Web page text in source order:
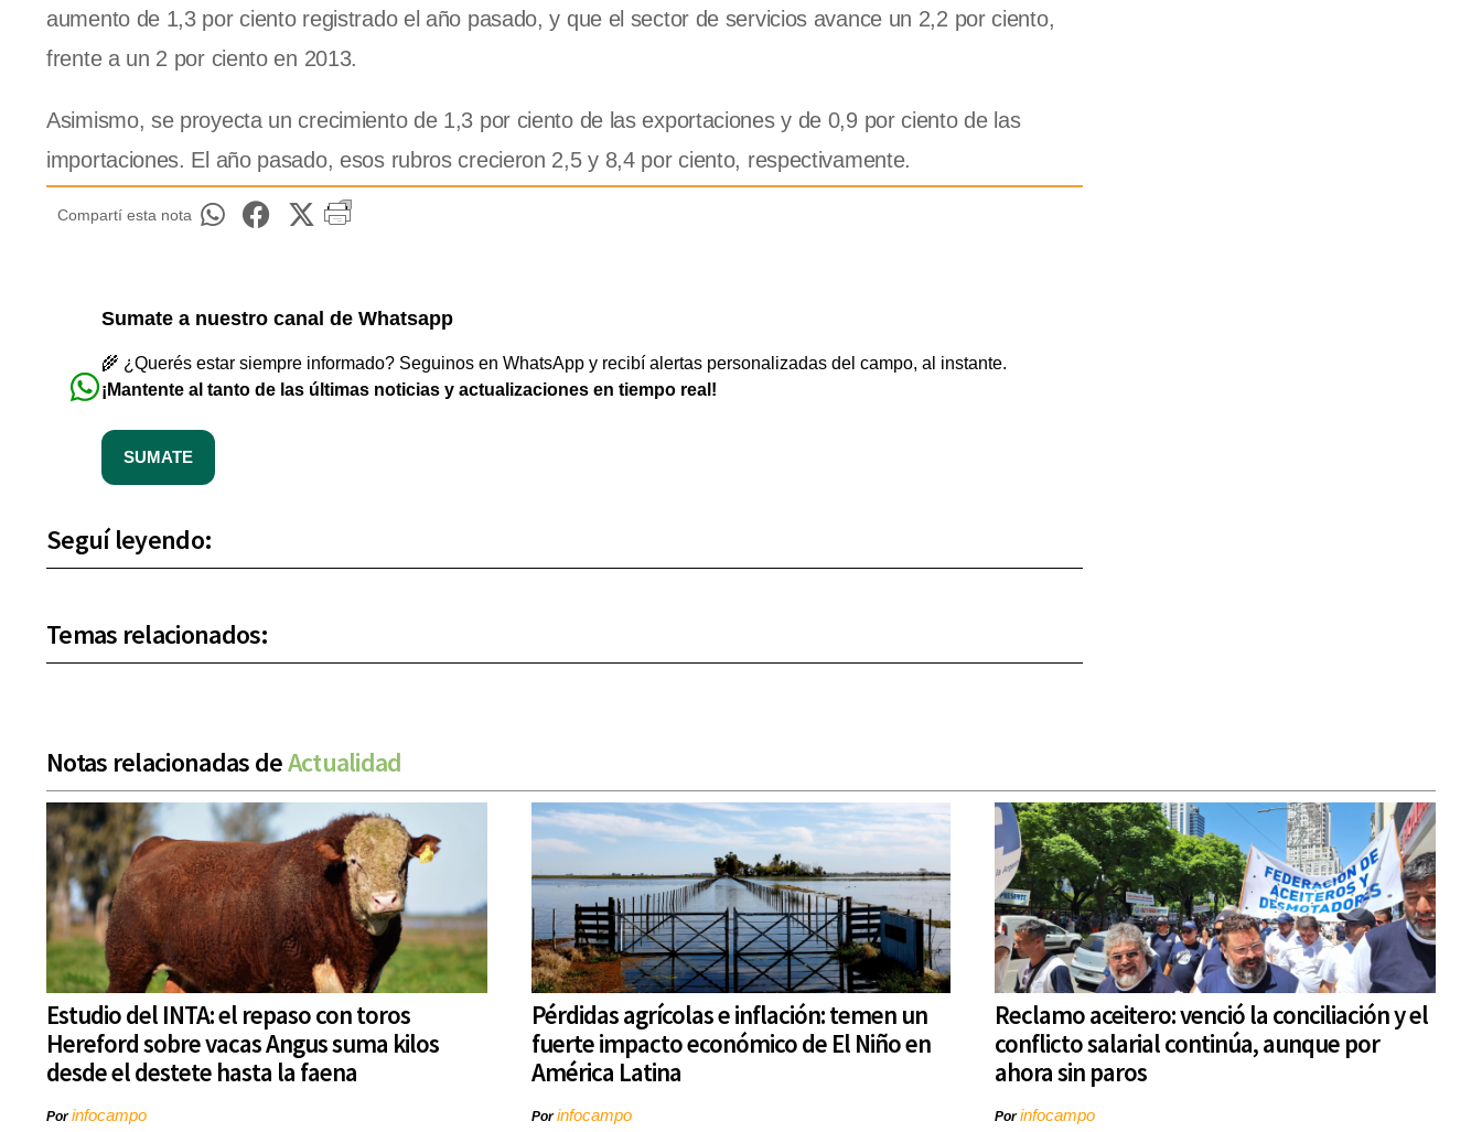
aumento de 1,3 por ciento registrado el año pasado, y que el sector de servicios avance un 2,2 por ciento,
frente a un 2 por ciento en 2013.
Asimismo, se proyecta un crecimiento de 1,3 por ciento de las exportaciones y de 0,9 por ciento de las
importaciones. El año pasado, esos rubros crecieron 2,5 y 8,4 por ciento, respectivamente.
Compartí esta nota
Sumate a nuestro canal de Whatsapp
🌾 ¿Querés estar siempre informado? Seguinos en WhatsApp y recibí alertas personalizadas del campo, al instante.
¡Mantente al tanto de las últimas noticias y actualizaciones en tiempo real!
SUMATE
Seguí leyendo:
Temas relacionados:
Notas relacionadas deActualidad
Estudio del INTA: el repaso con toros
Hereford sobre vacas Angus suma kilos
desde el destete hasta la faena
Porinfocampo
Pérdidas agrícolas e inflación: temen un
fuerte impacto económico de El Niño en
América Latina
Porinfocampo
Reclamo aceitero: venció la conciliación y el
conflicto salarial continúa, aunque por
ahora sin paros
Porinfocampo